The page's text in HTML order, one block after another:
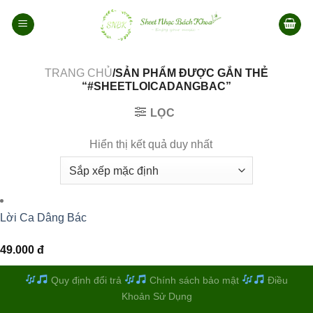
qua
TRANG CHỦ/SẢN PHẨM ĐƯỢC GẮN THẺ
“#SHEETLOICADANGBAC”
LỌC
Hiển thị kết quả duy nhất
Lời Ca Dâng Bác
49.000 đ
Quy định đổi trả Chính sách bảo mật
Điều
Khoản Sử Dụng